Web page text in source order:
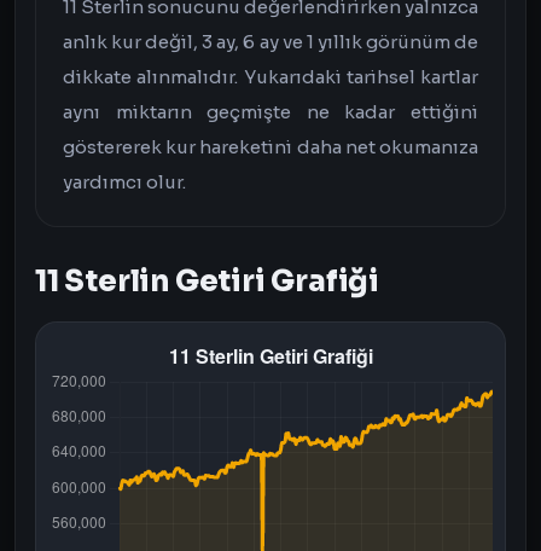
11 Sterlin sonucunu değerlendirirken yalnızca
anlık kur değil, 3 ay, 6 ay ve 1 yıllık görünüm de
dikkate alınmalıdır. Yukarıdaki tarihsel kartlar
aynı miktarın geçmişte ne kadar ettiğini
göstererek kur hareketini daha net okumanıza
yardımcı olur.
11 Sterlin Getiri Grafiği